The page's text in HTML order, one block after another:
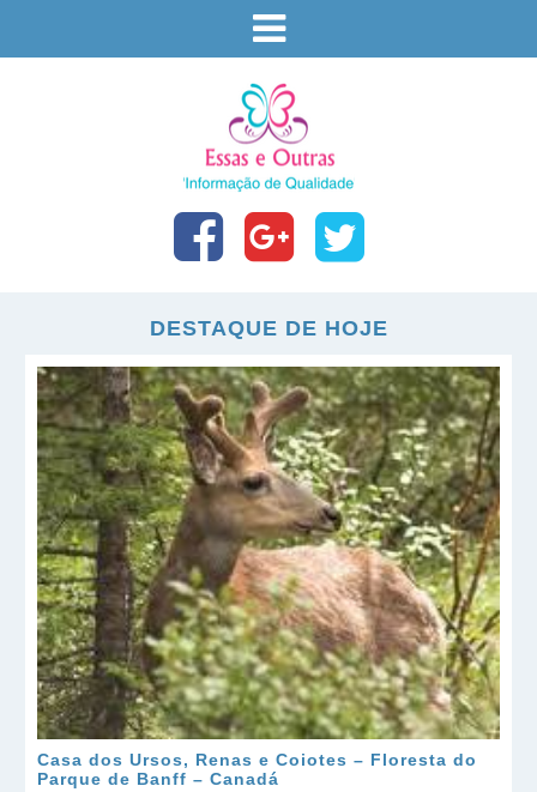
DESTAQUE DE HOJE
Casa dos Ursos, Renas e Coiotes – Floresta do
Parque de Banff – Canadá